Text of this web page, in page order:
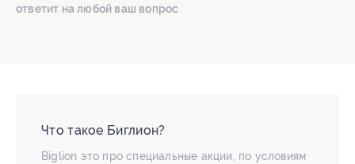
ответит на любой ваш вопрос
Что такое Биглион?
Biglion это про специальные акции, по условиям